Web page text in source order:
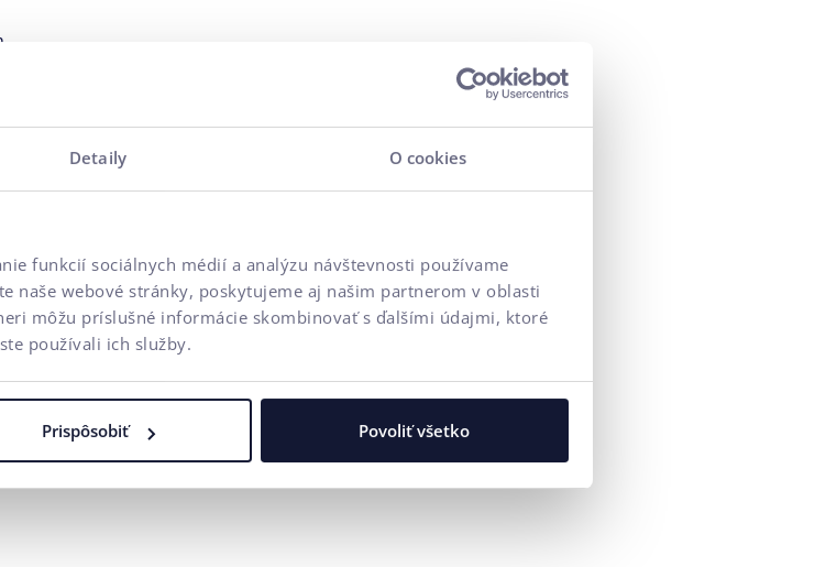
Detaily O cookies
funkcií sociálnych médií a analýzu návštevnosti používame
naše webové stránky, poskytujeme aj našim partnerom v oblasti
môžu príslušné informácie skombinovať s ďalšími údajmi, ktoré
používali ich služby.
Prispôsobiť Povoliť všetko
ako
rôzne
osobný
nepodceňujte
hlasom.